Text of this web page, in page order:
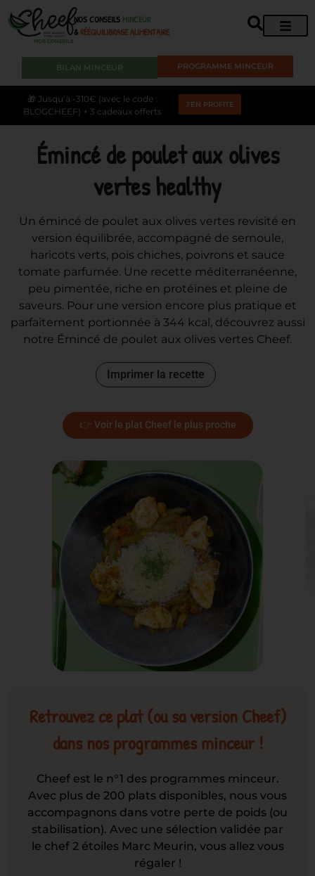
NOS CONSEILS MINCEUR
&RÉÉQUILIBRAGE ALIMENTAIRE
PROGRAMME MINCEUR
BILAN MINCEUR
🎁 Jusqu’à -310€ (avec le code :
BLOGCHEEF) + 3 cadeaux offerts
J'EN PROFITE
Émincé de poulet aux olives
vertes healthy
Un émincé de poulet aux olives vertes revisité en
version équilibrée, accompagné de semoule,
haricots verts, pois chiches, poivrons et sauce
tomate parfumée. Une recette méditerranéenne,
peu pimentée, riche en protéines et pleine de
saveurs. Pour une version encore plus pratique et
parfaitement portionnée à 344 kcal, découvrez aussi
notre Émincé de poulet aux olives vertes Cheef.
Imprimer la recette
👉 Voir le plat Cheef le plus proche
Retrouvez ce plat (ou sa version Cheef)
dans nos programmes minceur !
Cheef est le n°1 des programmes minceur.
Avec plus de 200 plats disponibles, nous vous
accompagnons dans votre perte de poids (ou
stabilisation). Avec une sélection validée par
le chef 2 étoiles Marc Meurin, vous allez vous
régaler !